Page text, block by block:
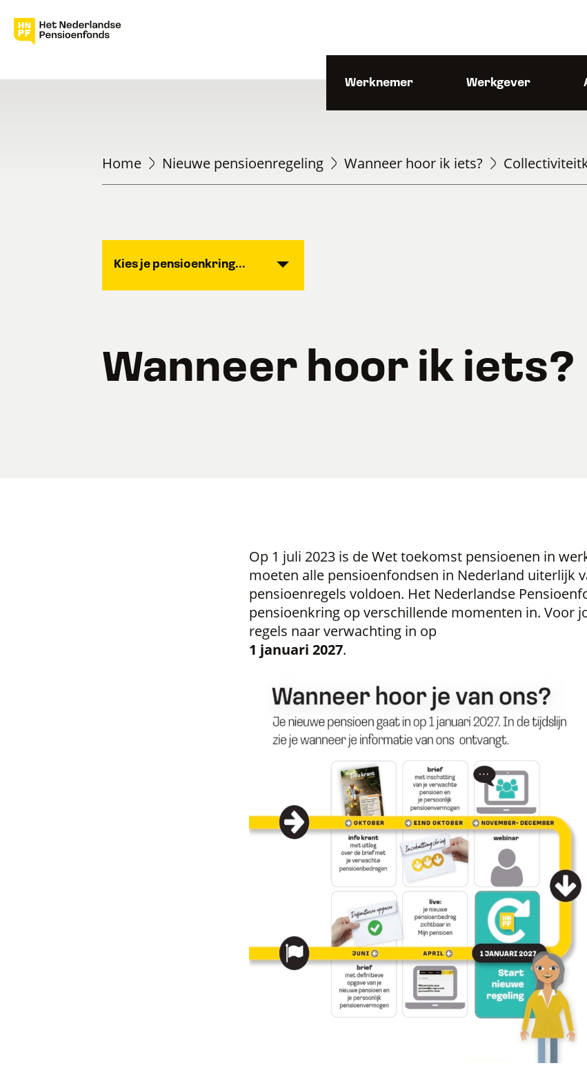
Werknemer Werkgever
Home Nieuwe pensioenregeling Wanneer hoor ik iets?
Kies je pensioenkring...
Wanneer hoor ik iets?
Op 1 juli 2023 is de Wet toekomst pensioenen in
moeten alle pensioenfondsen in Nederland uiterlijk
pensioenregels voldoen. Het Nederlandse
pensioenkring op verschillende momenten in. Voor
regels naar verwachting in op
1 januari 2027.